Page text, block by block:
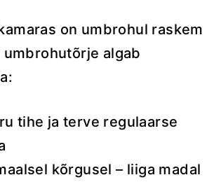
on umbrohul raskem
umbrohutõrje algab
tihe ja terve regulaarse
kõrgusel – liiga madal